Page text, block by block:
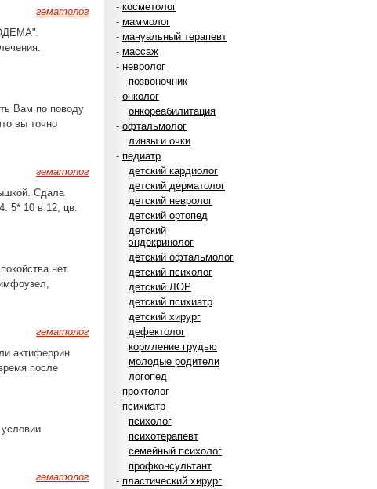
- косметолог
- маммолог
- мануальный терапевт
- массаж
- невролог
позвоночник
- онколог
онкореабилитация
- офтальмолог
линзы и очки
- педиатр
детский кардиолог
детский дерматолог
детский невролог
детский ортопед
детский
эндокринолог
детский офтальмолог
детский психолог
детский ЛОР
детский психиатр
детский хирург
дефектолог
кормление грудью
молодые родители
логопед
- проктолог
- психиатр
психолог
психотерапевт
семейный психолог
профконсультант
- пластический хирург
гематолог
Вам по поводу
вы точно
гематолог
Сдала
5* 10 в 12, цв.
нет.
гематолог
актиферрин
после
гематолог